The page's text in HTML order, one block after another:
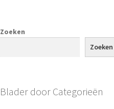
Zoeken
Zoeken
Blader door Categorieën